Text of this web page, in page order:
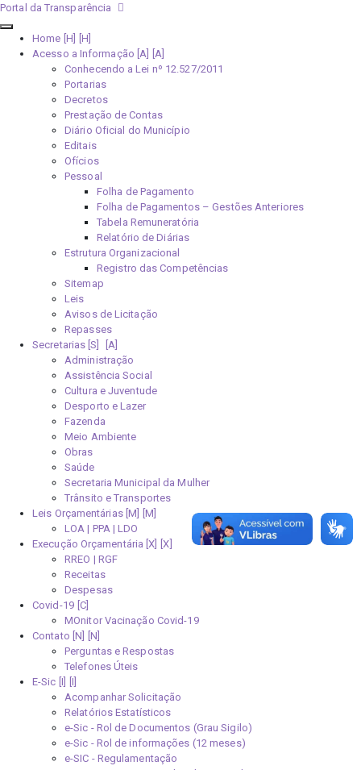
Portal da Transparência
Home [H]
Acesso a Informação [A]
Conhecendo a Lei nº 12.527/2011
Portarias
Decretos
Prestação de Contas
Diário Oficial do Município
Editais
Ofícios
Pessoal
Folha de Pagamento
Folha de Pagamentos – Gestões Anteriores
Tabela Remuneratória
Relatório de Diárias
Estrutura Organizacional
Registro das Competências
Sitemap
Leis
Avisos de Licitação
Repasses
Secretarias [S]
Administração
Assistência Social
Cultura e Juventude
Desporto e Lazer
Fazenda
Meio Ambiente
Obras
Saúde
Secretaria Municipal da Mulher
Trânsito e Transportes
Leis Orçamentárias [M]
LOA | PPA | LDO
Execução Orçamentária [X]
RREO | RGF
Receitas
Despesas
Covid-19
MOnitor Vacinação Covid-19
Contato [N]
Perguntas e Respostas
Telefones Úteis
E-Sic [I]
Acompanhar Solicitação
Relatórios Estatísticos
e-Sic - Rol de Documentos (Grau Sigilo)
e-Sic - Rol de informações (12 meses)
e-SIC - Regulamentação